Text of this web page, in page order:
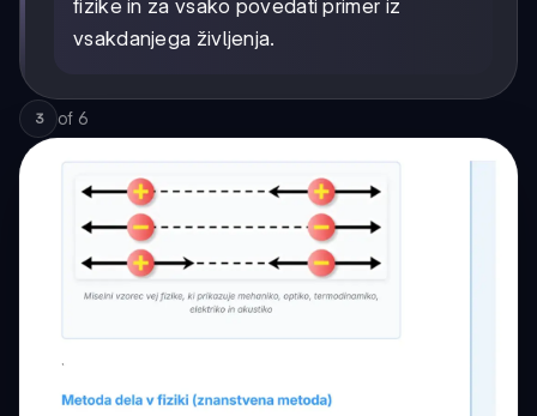
fizike in za vsako povedati primer iz
vsakdanjega življenja.
3 of 6